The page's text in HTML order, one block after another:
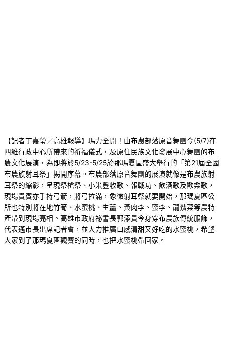
【記者丁嘉瑩／高雄報導】瑪力全開！由布農部落原音舞團今(5/7)在
四維行政中心所帶來的祈福儀式，及原住民族文化發展中心舞團的布
農文化展演，為即將於5/23-5/25於那瑪夏區盛大舉行的「第21屆全國
布農族射耳祭」揭開序幕。布農部落原音舞團的展演就像是布農族射
耳祭的縮影，呈現祭槍祭、小米豐收歌、報戰功、飲酒歌及歡樂歌，
現場貴賓亦手持弓箭，將弓拉滿，象徵射耳祭就要開始，那瑪夏區公
所也特別將在地竹筍、水蜜桃、生薑、黃肉李、蜜李、龍鬚菜等農特
產帶到現場亮相。高雄市政府祕書長郭添貴今身穿布農族傳統服飾，
代表邁市長出席記者會，並大力推廣口感清甜又好吃的水蜜桃，希望
大家到了那瑪夏區觀賽的同時，也把水蜜桃帶回家。